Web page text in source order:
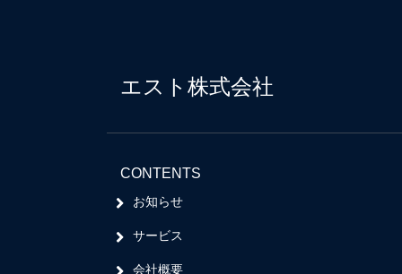
エスト株式会社
CONTENTS
お知らせ
サービス
会社概要